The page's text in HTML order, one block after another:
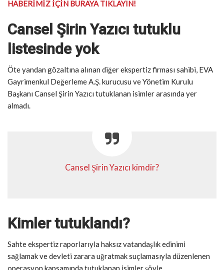
HABERİMİZ İÇİN BURAYA TIKLAYIN!
Cansel Şirin Yazıcı tutuklu
listesinde yok
Öte yandan gözaltına alınan diğer ekspertiz firması sahibi, EVA
Gayrimenkul Değerleme A.Ş. kurucusu ve Yönetim Kurulu
Başkanı Cansel Şirin Yazıcı tutuklanan isimler arasında yer
almadı.
Cansel Şirin Yazıcı kimdir?
Kimler tutuklandı?
Sahte ekspertiz raporlarıyla haksız vatandaşlık edinimi
sağlamak ve devleti zarara uğratmak suçlamasıyla düzenlenen
operasyon kapsamında tutuklanan isimler şöyle…